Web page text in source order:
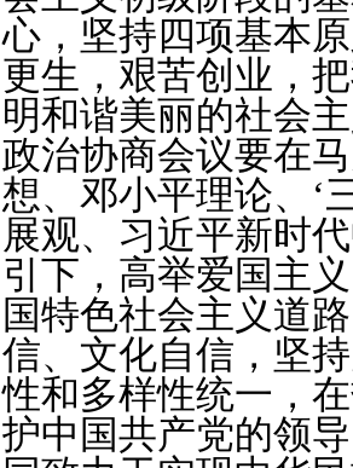
心，坚持四项基本
更生，艰苦创业，
明和谐美丽的社会
政治协商会议要在
想、邓小平理论、‘
展观、习近平新时
引下，高举爱国主
国特色社会主义道
信、文化自信，坚
性和多样性统一，
护中国共产党的领